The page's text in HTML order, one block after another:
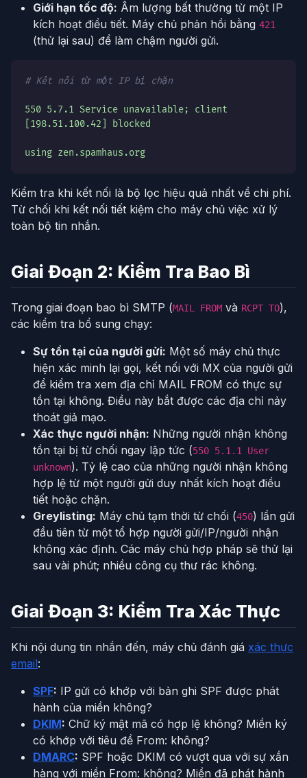
Giới hạn tốc độ: Âm lượng bất thường từ một IP
kích hoạt điều tiết. Máy chủ phản hồi bằng 421
(thử lại sau) để làm chậm người gửi.
# Kết nối từ một IP bị chặn
550 5.7.1 Service unavailable; client
[198.51.100.42] blocked
using zen.spamhaus.org
Kiểm tra khi kết nối là bộ lọc hiệu quả nhất về chi phí.
Từ chối khi kết nối tiết kiệm cho máy chủ việc xử lý
toàn bộ tin nhắn.
Giai Đoạn 2: Kiểm Tra Bao Bì
Trong giai đoạn bao bì SMTP (MAIL FROM và RCPT TO),
các kiểm tra bổ sung chạy:
Sự tồn tại của người gửi: Một số máy chủ thực
hiện xác minh lại gọi, kết nối với MX của người gửi
để kiểm tra xem địa chỉ MAIL FROM có thực sự
tồn tại không. Điều này bắt được các địa chỉ nảy
thoát giả mạo.
Xác thực người nhận: Những người nhận không
tồn tại bị từ chối ngay lập tức (550 5.1.1 User
unknown). Tỷ lệ cao của những người nhận không
hợp lệ từ một người gửi duy nhất kích hoạt điều
tiết hoặc chặn.
Greylisting: Máy chủ tạm thời từ chối (450) lần gửi
đầu tiên từ một tổ hợp người gửi/IP/người nhận
không xác định. Các máy chủ hợp pháp sẽ thử lại
sau vài phút; nhiều công cụ thư rác không.
Giai Đoạn 3: Kiểm Tra Xác Thực
Khi nội dung tin nhắn đến, máy chủ đánh giá xác thực
email:
SPF: IP gửi có khớp với bản ghi SPF được phát
hành của miền không?
DKIM: Chữ ký mật mã có hợp lệ không? Miền ký
có khớp với tiêu đề From: không?
DMARC: SPF hoặc DKIM có vượt qua với sự xắn
hàng với miền From: không? Miền đã phát hành